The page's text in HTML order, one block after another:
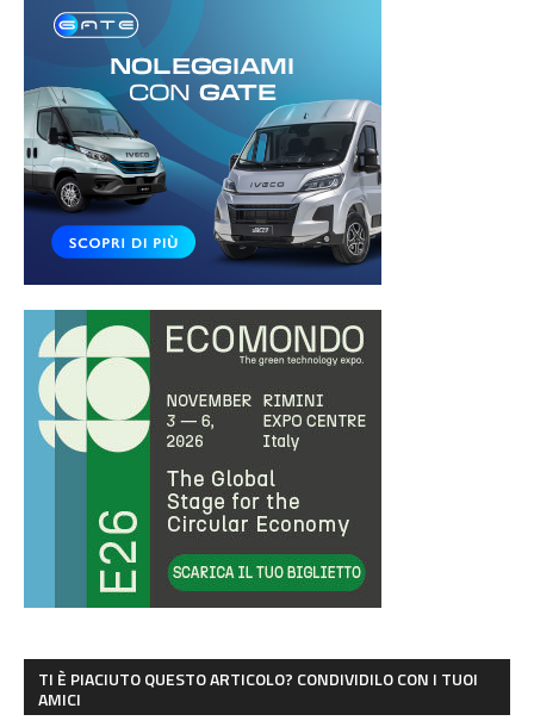
TI È PIACIUTO QUESTO ARTICOLO? CONDIVIDILO CON I TUOI
AMICI